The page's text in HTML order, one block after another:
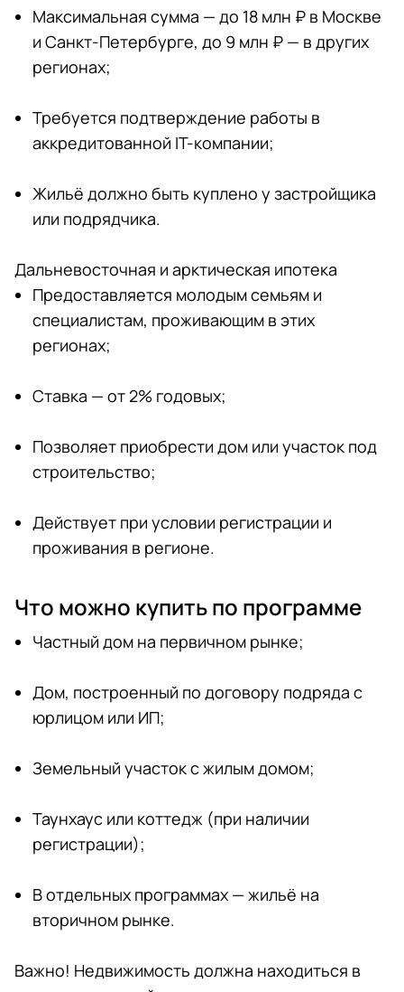
Максимальная сумма — до 18 млн ₽ в Москве
и Санкт-Петербурге, до 9 млн ₽ — в других
регионах;
Требуется подтверждение работы в
аккредитованной IT-компании;
Жильё должно быть куплено у застройщика
или подрядчика.
Дальневосточная и арктическая ипотека
Предоставляется молодым семьям и
специалистам, проживающим в этих
регионах;
Ставка — от 2% годовых;
Позволяет приобрести дом или участок под
строительство;
Действует при условии регистрации и
проживания в регионе.
Что можно купить по программе
Частный дом на первичном рынке;
Дом, построенный по договору подряда с
юрлицом или ИП;
Земельный участок с жилым домом;
Таунхаус или коттедж (при наличии
регистрации);
В отдельных программах — жильё на
вторичном рынке.
Важно! Недвижимость должна находиться в